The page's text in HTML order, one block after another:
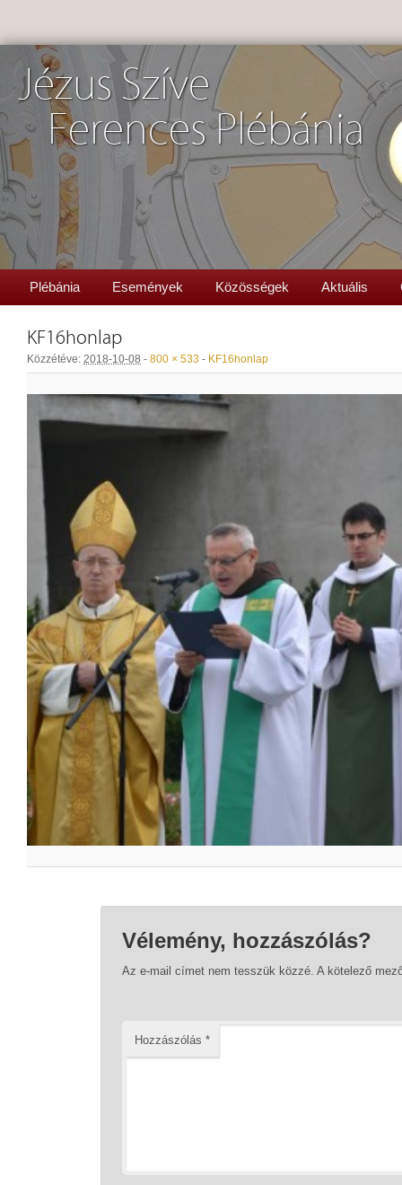
Jézus Szíve
Ferences Plébánia
Plébánia Események Közösségek Aktuális
KF16honlap
Közzétéve: 2018-10-08 - 800 × 533 - KF16honlap
Vélemény, hozzászólás?
Az e-mail címet nem tesszük közzé. A kötelező
Hozzászólás *